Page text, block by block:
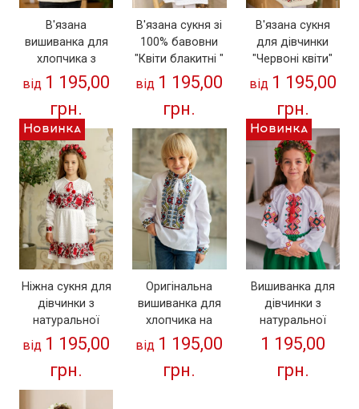
В'язана
вишиванка для
хлопчика з
натуральної
тканини (100%
льон)
від 1 195,00
грн.
В'язана сукня зі
100% бавовни
"Квіти блакитні "
від 1 195,00
грн.
В'язана сукня
для дівчинки
"Червоні квіти"
100% льон
від 1 195,00
грн.
Новинка
Ніжна сукня для
дівчинки з
натуральної
тканини "В'язані
троянди
червоні" 100%
бавовна
від 1 195,00
грн.
Оригінальна
вишиванка для
хлопчика на
домотканому
полотні
"Колосок" від тм
від 1 195,00
грн.
Новинка
Вишиванка для
дівчинки з
натуральної
тканини
"Геометрія"
(кольорова)
1 195,00
грн.